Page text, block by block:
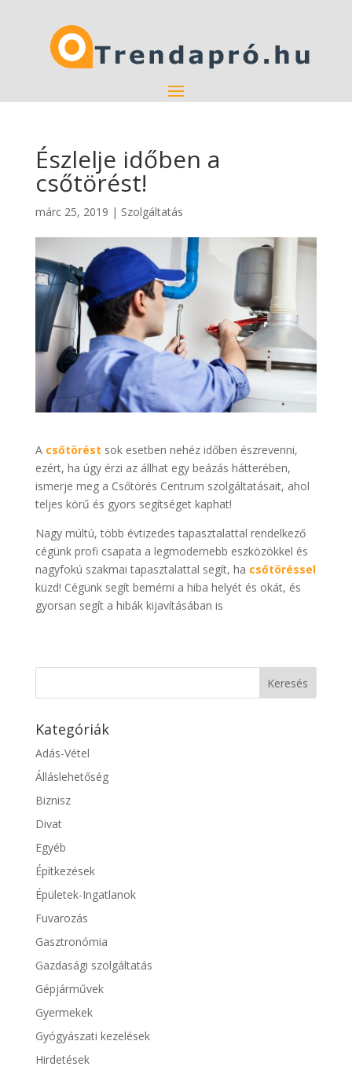
Észlelje időben a
csőtörést!
márc 25, 2019 | Szolgáltatás
A csőtörést sok esetben nehéz időben észrevenni,
ezért, ha úgy érzi az állhat egy beázás hátterében,
ismerje meg a Csőtörés Centrum szolgáltatásait, ahol
teljes körű és gyors segítséget kaphat!
Nagy múltú, több évtizedes tapasztalattal rendelkező
cégünk profi csapata a legmodernebb eszközökkel és
nagyfokú szakmai tapasztalattal segít, ha csőtöréssel
küzd! Cégünk segít bemérni a hiba helyét és okát, és
gyorsan segít a hibák kijavításában is
Kategóriák
Adás-Vétel
Álláslehetőség
Biznisz
Divat
Egyéb
Építkezések
Épületek-Ingatlanok
Fuvarozás
Gasztronómia
Gazdasági szolgáltatás
Gépjárművek
Gyermekek
Gyógyászati kezelések
Hirdetések